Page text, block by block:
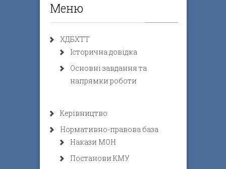
Меню
ХДБХТТ
Історична довідка
Основні завдання та
напрямки роботи
Керівництво
Нормативно-правова база
Накази МОН
Постанови КМУ